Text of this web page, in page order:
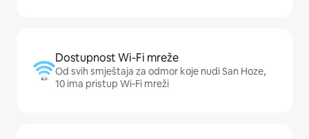
Dostupnost Wi-Fi mreže
Od svih smještaja za odmor koje nudi San Hoze,
10 ima pristup Wi-Fi mreži